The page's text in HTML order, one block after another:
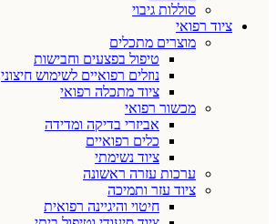
סוללות גיבוי
ציוד רפואי
מוצרים מתכלים
טיפול בפצעים וחבישות
נוזלים רפואיים לשימוש חיצוני
ציוד מתכלה רפואי
מכשור רפואי
אביזרי בדיקה ומדידה
כלים רפואיים
ציוד נשימתי
ערכות עזרה ראשונה
ציוד עזר ותמיכה
חיטוי והיגיינה רפואית